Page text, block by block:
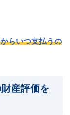
らいつ支払うの
産評価を